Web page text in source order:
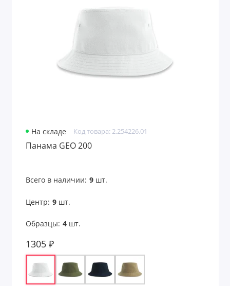
На складе Код товара: 2.254226.01
Панама GEO 200
Всего в наличии: 9шт.
Центр: 9шт.
Образцы: 4шт.
1305 ₽